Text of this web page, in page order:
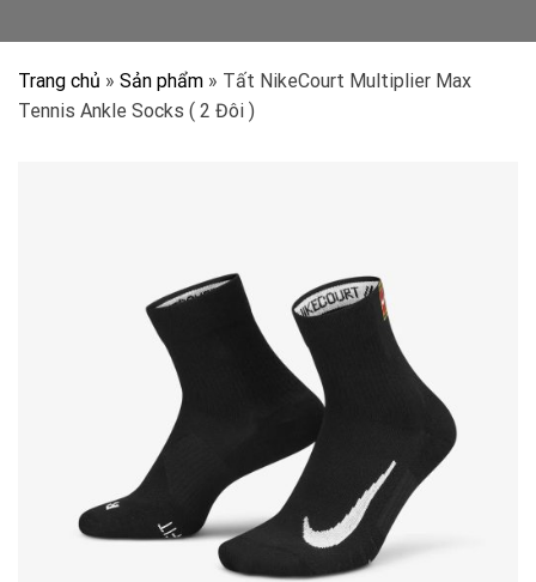
Trang chủ » Sản phẩm » Tất NikeCourt Multiplier Max
Tennis Ankle Socks ( 2 Đôi )